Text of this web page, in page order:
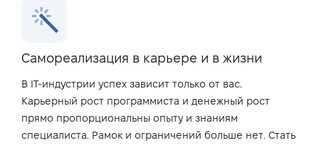
Самореализация в карьере и в жизни
В IT-индустрии успех зависит только от вас.
Карьерный рост программиста и денежный рост
прямо пропорциональны опыту и знаниям
специалиста. Рамок и ограничений больше нет. Стать